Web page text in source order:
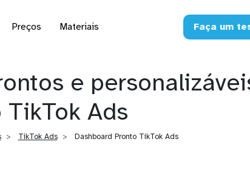
Preços Materiais Faça um
e
TikTok Ads
TikTok Ads Dashboard Pronto TikTok Ads